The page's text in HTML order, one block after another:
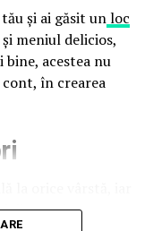
și mesaje care
acces gratuit la
privind
prin
precum
peste 300 de
și ai găsit unloc
meniul delicios,
acestea nu
în crearea
distractive